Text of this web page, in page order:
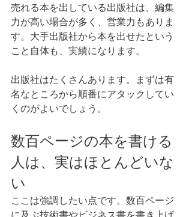
売れる本を出している出版社は、編集
力が高い場合が多く、営業力もありま
す。大手出版社から本を出せたという
こと自体も、実績になります。
出版社はたくさんあります。まずは有
名なところから順番にアタックしてい
くのがよいでしょう。
数百ページの本を書ける
人は、実はほとんどいな
い
ここは強調したい点です。数百ページ